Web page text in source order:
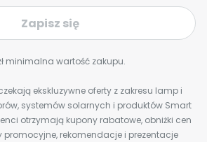
Zapisz się
minimalna wartość zakupu.
ekskluzywne oferty z zakresu lamp i
systemów solarnych i produktów Smart
otrzymają kupony rabatowe, obniżki cen
promocyjne, rekomendacje i prezentacje